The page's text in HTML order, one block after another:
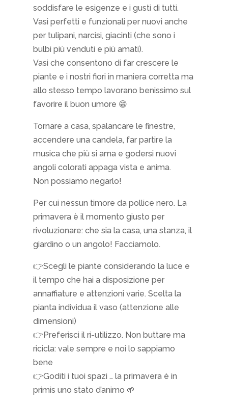
soddisfare le esigenze e i gusti di tutti.
Vasi perfetti e funzionali per nuovi anche
per tulipani, narcisi, giacinti (che sono i
bulbi più venduti e più amati).
Vasi che consentono di far crescere le
piante e i nostri fiori in maniera corretta ma
allo stesso tempo lavorano benissimo sul
favorire il buon umore 😁
Tornare a casa, spalancare le finestre,
accendere una candela, far partire la
musica che più si ama e godersi nuovi
angoli colorati appaga vista e anima.
Non possiamo negarlo!
Per cui nessun timore da pollice nero. La
primavera è il momento giusto per
rivoluzionare: che sia la casa, una stanza, il
giardino o un angolo! Facciamolo.
👉Scegli le piante considerando la luce e
il tempo che hai a disposizione per
annaffiature e attenzioni varie. Scelta la
pianta individua il vaso (attenzione alle
dimensioni)
👉Preferisci il ri-utilizzo. Non buttare ma
ricicla: vale sempre e noi lo sappiamo
bene
👉Goditi i tuoi spazi … la primavera è in
primis uno stato d’animo 🌱